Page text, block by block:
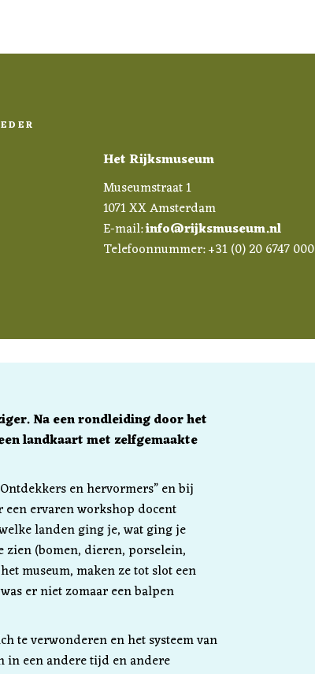
Het Rijksmuseum
Museumstraat 1
1071 XX Amsterdam
E-mail:info@rijksmuseum.nl
Telefoonnummer: +31 (0) 20 6747 000
Na een rondleiding door het
landkaart met zelfgemaakte
en hervormers” en bij
ervaren workshop docent
landen ging je, wat ging je
zien (bomen, dieren, porselein,
museum, maken ze tot slot een
er niet zomaar een balpen
te verwonderen en het systeem van
in een andere tijd en andere